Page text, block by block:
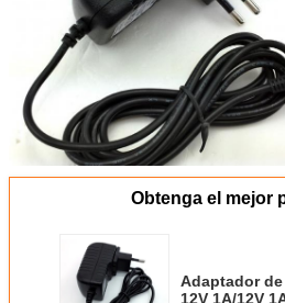
Obtenga el mejor
Adaptador
12V 1A/12V